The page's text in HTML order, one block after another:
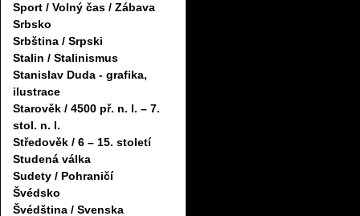
Sport / Volný čas / Zábava
Srbsko
Srbština / Srpski
Stalin / Stalinismus
Stanislav Duda - grafika,
ilustrace
Starověk / 4500 př. n. l. – 7.
stol. n. l.
Středověk / 6 – 15. století
Studená válka
Sudety / Pohraničí
Švédsko
Švédština / Svenska